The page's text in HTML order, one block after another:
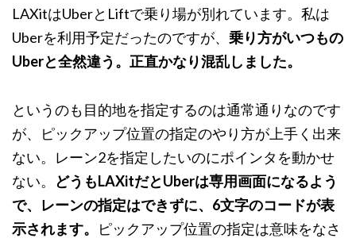
LAXitはUberとLiftで乗り場が別れています。私は
Uberを利用予定だったのですが、 乗り方がいつもの
Uberと全然違う。正直かなり混乱しました。
というのも目的地を指定するのは通常通りなのです
が、ピックアップ位置の指定のやり方が上手く出来
ない。レーン2を指定したいのにポインタを動かせ
ない。 どうもLAXitだとUberは専用画面になるよう
で、レーンの指定はできずに、6文字のコードが表
示されます。
ピックアップ位置の指定は意味をなさ